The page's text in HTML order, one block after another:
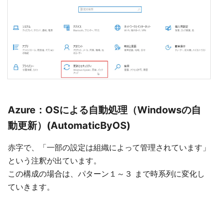
Azure：OSによる自動処理（Windowsの自
動更新）(AutomaticByOS)
赤字で、「一部の設定は組織によって管理されています」
という注釈が出ています。
この構成の場合は、パターン１～３ まで時系列に変化し
ていきます。